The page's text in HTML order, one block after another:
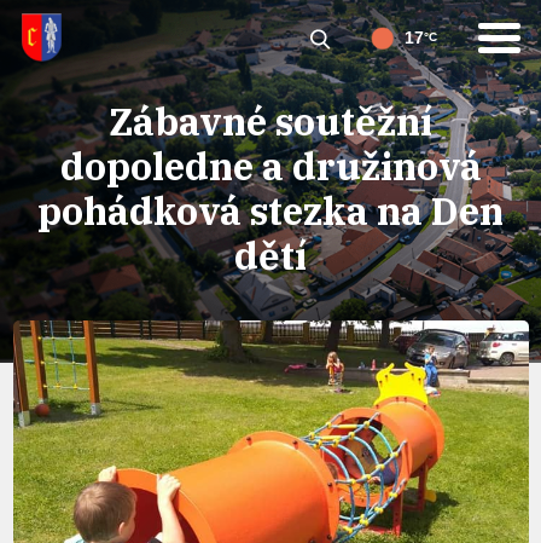
17°C
Zábavné soutěžní
dopoledne a družinová
pohádková stezka na Den
dětí